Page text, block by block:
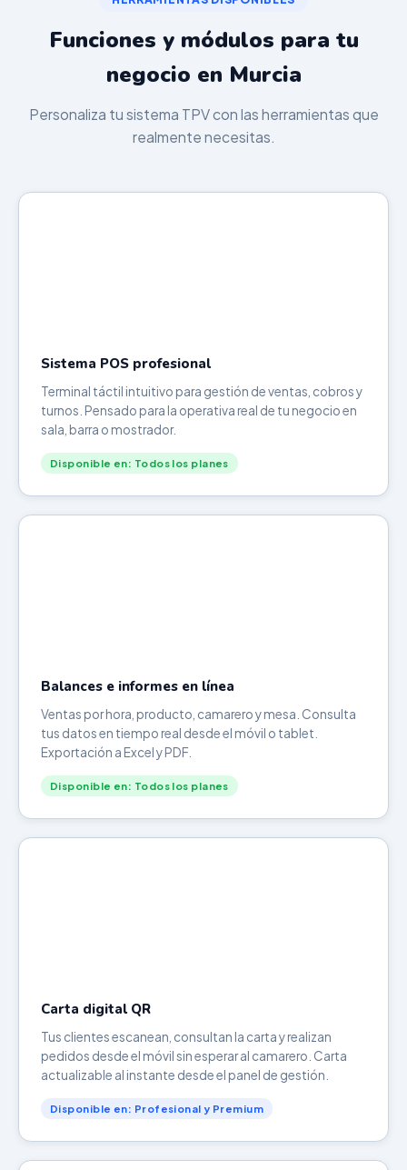
Funciones y módulos para tu
negocio en Murcia
Personaliza tu sistema TPV con las herramientas que
realmente necesitas.
Sistema POS profesional
Terminal táctil intuitivo para gestión de ventas, cobros y
turnos. Pensado para la operativa real de tu negocio en
sala, barra o mostrador.
Disponible en: Todos los planes
Balances e informes en línea
Ventas por hora, producto, camarero y mesa. Consulta
tus datos en tiempo real desde el móvil o tablet.
Exportación a Excel y PDF.
Disponible en: Todos los planes
Carta digital QR
Tus clientes escanean, consultan la carta y realizan
pedidos desde el móvil sin esperar al camarero. Carta
actualizable al instante desde el panel de gestión.
Disponible en: Profesional y Premium